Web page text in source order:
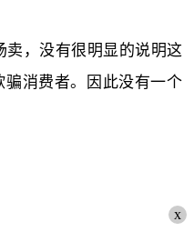
卖，没有很明显的说明这
消费者。因此没有一个
x